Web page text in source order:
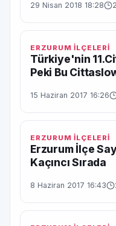
29 Nisan 2018 18:28
ERZURUM İLÇELERİ
Türkiye'nin
Peki Bu
15 Haziran 2017 16:26
ERZURUM İLÇELERİ
Erzurum İlçe
Kaçıncı Sırada
8 Haziran 2017 16:43